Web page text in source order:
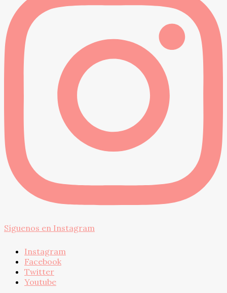
Síguenos en Instagram
Instagram
Facebook
Twitter
Youtube